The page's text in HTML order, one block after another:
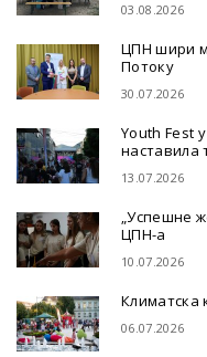
03.08.2026
ЦПН шири
Потоку
30.07.2026
Youth Fest
наставила
13.07.2026
„Успешне
ЦПН-а
10.07.2026
Климатска
06.07.2026